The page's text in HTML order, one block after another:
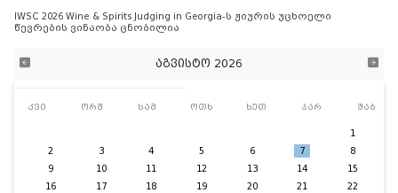
IWSC 2026 Wine & Spirits Judging in Georgia-ს ჟიურის უცხოელი
წევრების ვინაობა ცნობილია
აგვისტო 2026
კვი ორშ სამ ოთხ ხუთ პარ შაბ
1
2
3 4 5 6 7
8
9
10 11 12 13 14
15
16
17 18 19 20 21
22